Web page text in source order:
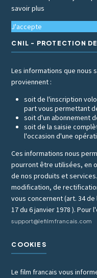
savoir plus
J'accepte
CNIL - PROTECTION
Les informations que nous
proviennent :
soit de l'inscription
part vous permettant
soit d'un abonnement
soit de la saisie
l'occasion d'une
Ces informations nous
pourront être utilisées, en
de nos produits et
modification, de
vous concernent (art. 34
17 du 6 janvier 1978 ).
support@lefilmfrancais.com
COOKIES
Le film francais vous